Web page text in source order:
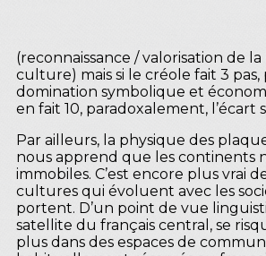
(reconnaissance / valorisation de
culture) mais si le créole fait 3
domination symbolique et
en fait 10, paradoxalement, l’écart
Par ailleurs, la physique des
nous apprend que les continents
immobiles. C’est encore plus vrai
cultures qui évoluent avec les
portent. D’un point de vue
satellite du français central, se
plus dans des espaces de